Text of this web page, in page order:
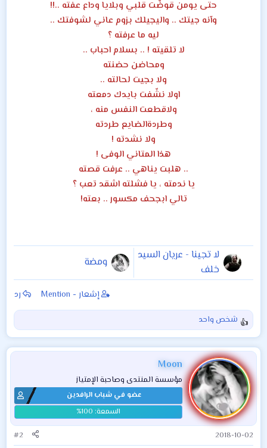
حتى يومن قوضّت قلبي وبلايا وداع عفته ..!!
وآنه جيتك .. واليجيلك بزوم عاني لشوفتك ..
ليه ما عرفته ؟
لا تلقيته ! .. بسلام احباب ..
ومحاضن حضنته
ولا بجيت لحالته ..
اولا نشّفت بايدك دمعته
ولاقطعت النفس منه ،
وطردةالضايع طردته
ولا نشدته !
هذا المتاني الوفى !
.. هلبت يناهي .. عرفت قصته
يا ندمته ، يا فشلته اشقد تعب ؟
تالي ابجحف مكسور .. بعته!
لا تجينا - عريان السيد
خلف
ومضة
إشعار - Mention رد
ا
ل
ت
ف
ا
ع
ل
ا
ت
:
شخص واحد
Moon
مؤسسة المنتدى وصاحبة الإمتياز
عضو في شباب الرافدين
2018-10-02
#2